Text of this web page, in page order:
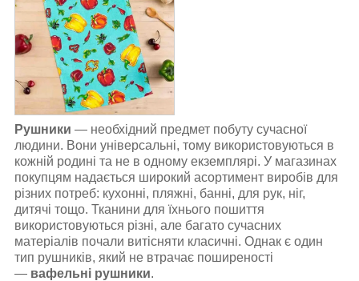
Рушники — необхідний предмет побуту сучасної
людини. Вони універсальні, тому використовуються в
кожній родині та не в одному екземплярі. У магазинах
покупцям надається широкий асортимент виробів для
різних потреб: кухонні, пляжні, банні, для рук, ніг,
дитячі тощо. Тканини для їхнього пошиття
використовуються різні, але багато сучасних
матеріалів почали витісняти класичні. Однак є один
тип рушників, який не втрачає поширеності
— вафельні рушники.